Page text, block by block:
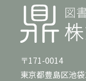
〒171-0014
東京都豊島区池